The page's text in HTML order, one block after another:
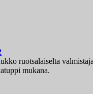
ruotsalaiselta
mukana.